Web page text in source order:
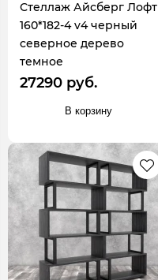
Стеллаж Айсберг Лофт
160*182-4 v4 черный
северное дерево
темное
27290 руб.
В корзину